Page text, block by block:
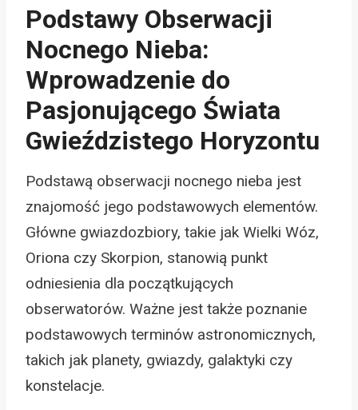
Podstawy Obserwacji
Nocnego Nieba:
Wprowadzenie do
Pasjonującego Świata
Gwieździstego Horyzontu
Podstawą obserwacji nocnego nieba jest
znajomość jego podstawowych elementów.
Główne gwiazdozbiory, takie jak Wielki Wóz,
Oriona czy Skorpion, stanowią punkt
odniesienia dla początkujących
obserwatorów. Ważne jest także poznanie
podstawowych terminów astronomicznych,
takich jak planety, gwiazdy, galaktyki czy
konstelacje.